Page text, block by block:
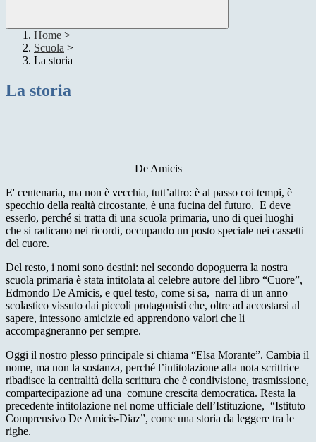
Home >
Scuola >
La storia
La storia
De Amicis
E' centenaria, ma non è vecchia, tutt’altro: è al passo coi tempi, è
specchio della realtà circostante, è una fucina del futuro. E deve
esserlo, perché si tratta di una scuola primaria, uno di quei luoghi
che si radicano nei ricordi, occupando un posto speciale nei cassetti
del cuore.
Del resto, i nomi sono destini: nel secondo dopoguerra la nostra
scuola primaria è stata intitolata al celebre autore del libro “Cuore”,
Edmondo De Amicis, e quel testo, come si sa, narra di un anno
scolastico vissuto dai piccoli protagonisti che, oltre ad accostarsi al
sapere, intessono amicizie ed apprendono valori che li
accompagneranno per sempre.
Oggi il nostro plesso principale si chiama “Elsa Morante”. Cambia il
nome, ma non la sostanza, perché l’intitolazione alla nota scrittrice
ribadisce la centralità della scrittura che è condivisione, trasmissione,
compartecipazione ad una comune crescita democratica. Resta la
precedente intitolazione nel nome ufficiale dell’Istituzione, “Istituto
Comprensivo De Amicis-Diaz”, come una storia da leggere tra le
righe.